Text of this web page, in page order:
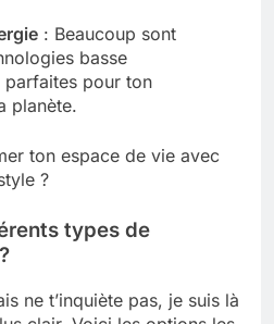
: Beaucoup sont
basse
pour ton
planète.
ton espace de vie avec
?
types de
ne t’inquiète pas, je suis là